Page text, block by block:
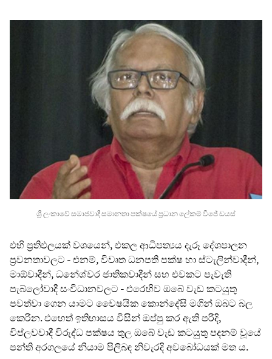
ශ්‍රී ලංකා‍වේ සමාජවාදී සමානතා පක්ෂයේ ප්‍රධාන ලේකම් විජේ ඩයස්
එහි ප්‍රතිඵලයක් වශයෙන්, එකල ආධිපත්‍යය දැරූ දේශපාලන
ප්‍රවනතාවලට - එනම්, විවෘත ධනපති පක්ෂ හා ස්ටැලින්වාදීන්,
මාඕවාදීන්, ධනේශ්වර ජාතිකවාදීන් සහ එවකට පැවැති
පැබ්ලෝවාදී සංවිධානවලට - එරෙහිව ඔබේ වැඩ කටයුතු
පවත්වා ගෙන යාමට වෛෂයික කොන්දේසි මගින් ඔබට බල
කෙරින. එහෙත් ඉතිහාසය විසින් ඔප්පු කර ඇති පරිදි,
විප්ලවවාදී විරුද්ධ පක්ෂය තුල ඔබේ වැඩ කටයුතු පදනම් වූයේ
පන්ති අරගලයේ නියාම පිලිබඳ නිවැරදි අවබෝධයක් මත ය.